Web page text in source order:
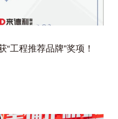
工程推荐品牌”奖项！